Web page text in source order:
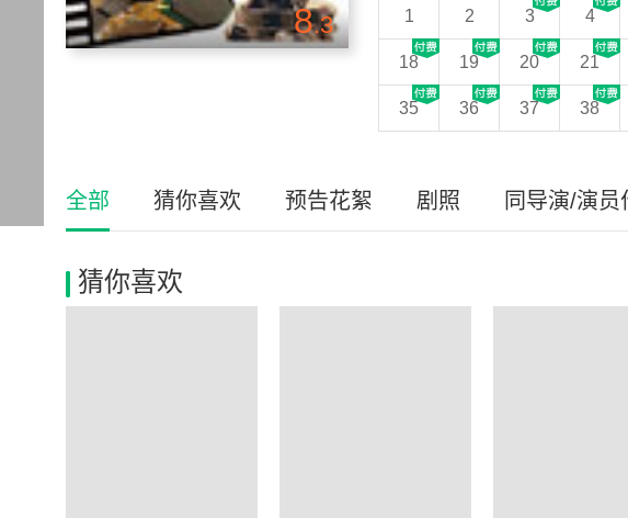
8.3 1 2 3 4
18 19 20 21
35 36 37 38
全部 猜你喜欢 预告花絮 剧照 同导演/演员
猜你喜欢